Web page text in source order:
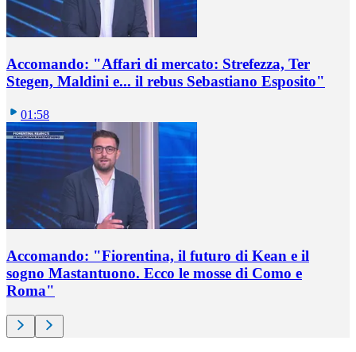
Accomando: "Affari di mercato: Strefezza, Ter
Stegen, Maldini e... il rebus Sebastiano Esposito"
01:58
Accomando: "Fiorentina, il futuro di Kean e il
sogno Mastantuono. Ecco le mosse di Como e
Roma"